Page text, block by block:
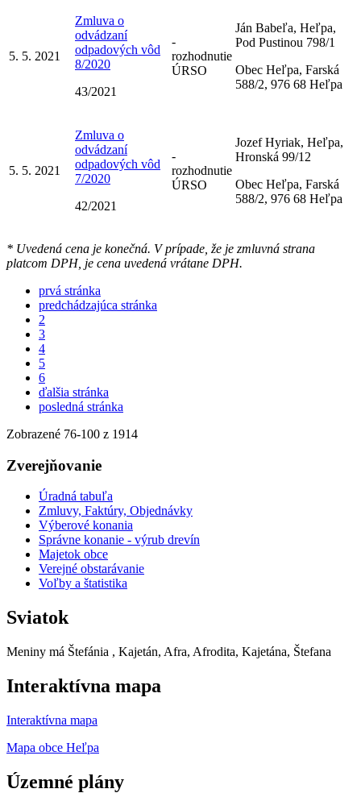
5. 5. 2021
Zmluva o
odvádzaní
odpadových vôd
8/2020
43/2021
-
rozhodnutie
ÚRSO
Ján Babeľa, Heľpa,
Pod Pustinou 798/1
Obec Heľpa, Farská
588/2, 976 68 Heľpa
5. 5. 2021
Zmluva o
odvádzaní
odpadových vôd
7/2020
42/2021
-
rozhodnutie
ÚRSO
Jozef Hyriak, Heľpa,
Hronská 99/12
Obec Heľpa, Farská
588/2, 976 68 Heľpa
* Uvedená cena je konečná. V prípade, že je zmluvná strana
platcom DPH, je cena uvedená vrátane DPH.
prvá stránka
predchádzajúca stránka
2
3
4
5
6
ďalšia stránka
posledná stránka
Zobrazené 76-100 z 1914
Zverejňovanie
Úradná tabuľa
Zmluvy, Faktúry, Objednávky
Výberové konania
Správne konanie - výrub drevín
Majetok obce
Verejné obstarávanie
Voľby a štatistika
Sviatok
Meniny má Štefánia , Kajetán, Afra, Afrodita, Kajetána, Štefana
Interaktívna mapa
Interaktívna mapa
Mapa obce Heľpa
Územné plány